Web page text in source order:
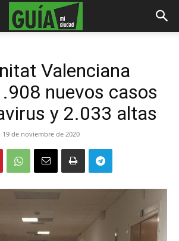
Valenciana
nuevos casos
y 2.033 altas
19 de noviembre de 2020